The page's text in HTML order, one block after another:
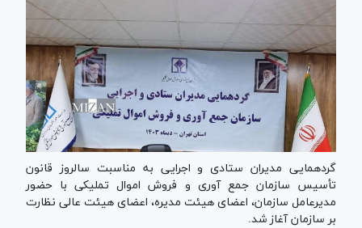
گردهمایی مدیران ستادی و اجرایی به مناسبت سالروز قانون
تأسیس سازمان جمع آوری و فروش اموال تملیکی با حضور
مدیرعامل سازمان، اعضای هیئت مدیره، اعضای هیئت عالی نظارت
بر سازمان آغاز شد.